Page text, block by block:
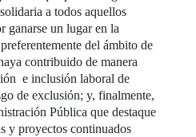
a todos aquellos
ganarse un lugar en la
del ámbito de
contribuido de manera
e inclusión laboral de
de exclusión; y, finalmente,
Pública que destaque
y proyectos continuados